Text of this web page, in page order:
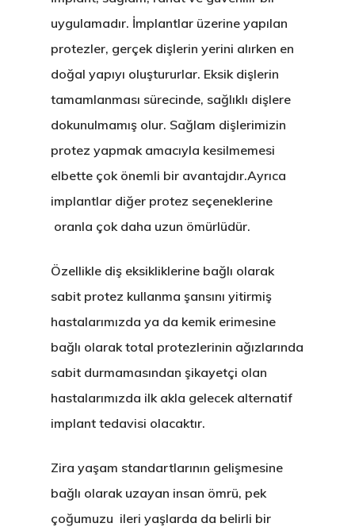
uygulamadır. İmplantlar üzerine yapılan
protezler, gerçek dişlerin yerini alırken en
doğal yapıyı oluştururlar. Eksik dişlerin
tamamlanması sürecinde, sağlıklı dişlere
dokunulmamış olur. Sağlam dişlerimizin
protez yapmak amacıyla kesilmemesi
elbette çok önemli bir avantajdır.Ayrıca
implantlar diğer protez seçeneklerine
oranla çok daha uzun ömürlüdür.
Özellikle diş eksikliklerine bağlı olarak
sabit protez kullanma şansını yitirmiş
hastalarımızda ya da kemik erimesine
bağlı olarak total protezlerinin ağızlarında
sabit durmamasından şikayetçi olan
hastalarımızda ilk akla gelecek alternatif
implant tedavisi olacaktır.
Zira yaşam standartlarının gelişmesine
bağlı olarak uzayan insan ömrü, pek
çoğumuzu ileri yaşlarda da belirli bir